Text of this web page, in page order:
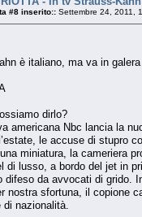
#8 inserito:: Settembre 24, 2011,
è italiano, ma va in galera
dirlo?
americana Nbc lancia la
le accuse di stupro
miniatura, la cameriera
di lusso, a bordo del jet in
difeso da avvocati di grido.
nostra sfortuna, il copione
nazionalità.